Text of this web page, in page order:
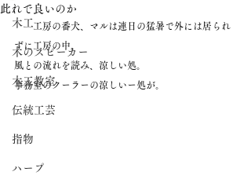
木工
木のスピーカー
木工教室
伝統工芸
指物
ハープ
此れで良いのか
工房の番犬、マルは連日の猛暑で外には居られ
ずに工房の中。
風との流れを読み、涼しい処。
事務室のクーラーの涼しいー処が。